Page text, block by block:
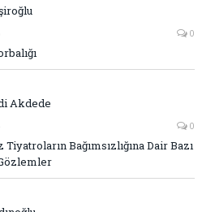
0
Akdede
0
Tiyatroların Bağımsızlığına Dair Bazı